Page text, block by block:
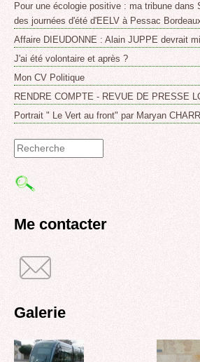
Pour une écologie positive : ma tribune dans
des journées d'été d'EELV à Pessac
Affaire DIEUDONNE : Alain JUPPE devrait
J'ai été volontaire et après ?
Mon CV Politique
RENDRE COMPTE - REVUE DE PRESSE
Portrait " Le Vert au front" par Maryan
Formulaire
de
recherche
Me contacter
Galerie